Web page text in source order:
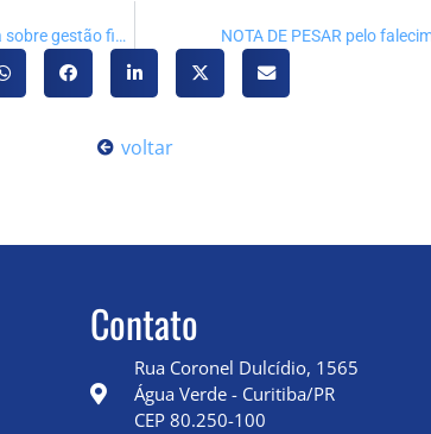
Coordenador da Câmara de Formação do CRA-PR faz palestra sobre gestão financeira a empresários de Pato Branco-PR NOTA DE PESAR pelo
voltar
Contato
Rua Coronel Dulcídio, 1565
Água Verde - Curitiba/PR
CEP 80.250-100